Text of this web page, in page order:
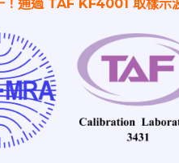
器
！通過 TAF KF4001 取樣示